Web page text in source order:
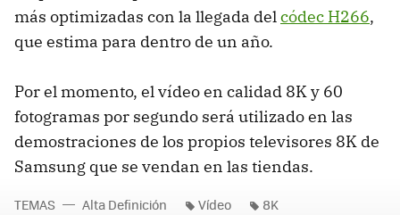
más optimizadas con la llegada delcódec H266,
que estima para dentro de un año.
Por el momento, el vídeo en calidad 8K y 60
fotogramas por segundo será utilizado en las
demostraciones de los propios televisores 8K de
Samsung que se vendan en las tiendas.
TEMAS Alta Definición Vídeo 8K